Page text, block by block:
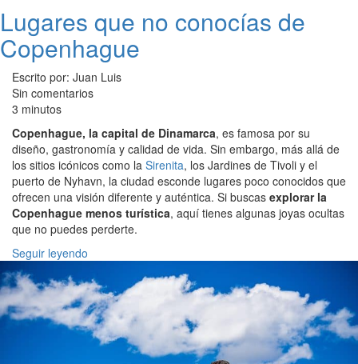
Lugares que no conocías de
Copenhague
Escrito por: Juan Luis
Sin comentarios
3 minutos
Copenhague, la capital de Dinamarca, es famosa por su
diseño, gastronomía y calidad de vida. Sin embargo, más allá de
los sitios icónicos como la Sirenita, los Jardines de Tivoli y el
puerto de Nyhavn, la ciudad esconde lugares poco conocidos que
ofrecen una visión diferente y auténtica. Si buscas explorar la
Copenhague menos turística, aquí tienes algunas joyas ocultas
que no puedes perderte.
Seguir leyendo